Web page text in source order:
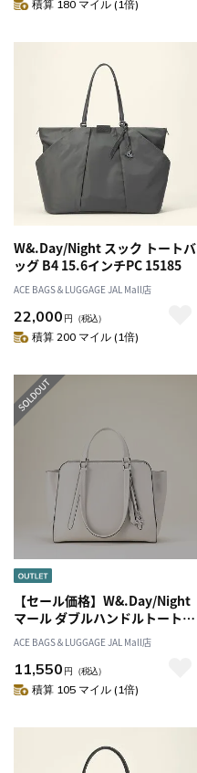
積算 180 マイル (1倍)
W&.Day/Night スック トートバ
ッグ B4 15.6インチPC 15185
ACE BAGS＆LUGGAGE JAL Mall店
22,000 円 （税込）
積算 200 マイル (1倍)
【セール価格】W&.Day/Night
マール ダブルハンドルトート
A4ジャストサイズ 15301
ACE BAGS＆LUGGAGE JAL Mall店
11,550 円 （税込）
積算 105 マイル (1倍)